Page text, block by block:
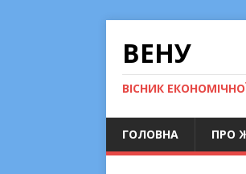
ВЕНУ
ВІСНИК
ГОЛОВНА ПРО